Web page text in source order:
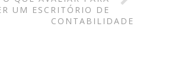
UM ESCRITÓRIO DE
CONTABILIDADE